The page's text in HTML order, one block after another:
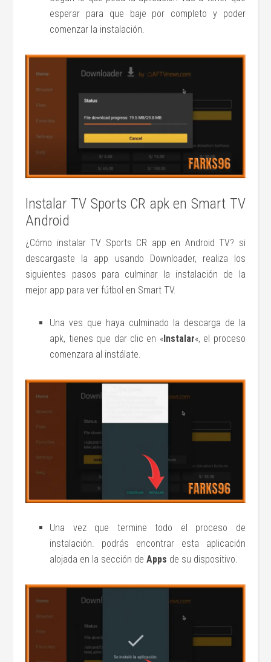
esperar para que baje por completo y poder
comenzar la instalación.
Instalar TV Sports CR apk en Smart TV
Android
¿Cómo instalar TV Sports CR app en Android TV? si
descargaste la app usando Downloader, realiza los
siguientes pasos para culminar la instalación de la
mejor app para ver fútbol en Smart TV.
Una ves que haya culminado la descarga de la
apk, tienes que dar clic en «Instalar«, el proceso
comenzara al instálate.
Una vez que termine todo el proceso de
instalación. podrás encontrar esta aplicación
alojada en la sección deApps de su dispositivo.